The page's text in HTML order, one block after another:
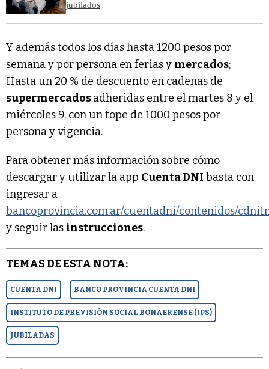
jubilados
Y además todos los días hasta 1200 pesos por
semana y por persona en ferias y mercados;
Hasta un 20 % de descuento en cadenas de
supermercadosadheridas entre el martes 8 y el
miércoles 9, con un tope de 1000 pesos por
persona y vigencia.
Para obtener más información sobre cómo
descargar y utilizar la app Cuenta DNI basta con
ingresar a
bancoprovincia.com.ar/cuentadni/contenidos/
y seguir las instrucciones.
TEMAS DE ESTA NOTA:
CUENTA DNI BANCO PROVINCIA CUENTA DNI
INSTITUTO DE PREVISIÓN SOCIAL BONAERENSE (IPS)
JUBILADAS